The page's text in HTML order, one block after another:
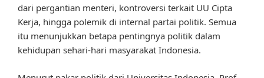
dari pergantian menteri, kontroversi terkait UU Cipta
Kerja, hingga polemik di internal partai politik. Semua
itu menunjukkan betapa pentingnya politik dalam
kehidupan sehari-hari masyarakat Indonesia.